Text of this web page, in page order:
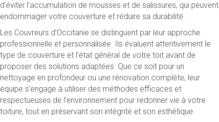
d’éviter l’accumulation de mousses et de salissures, qui peuvent
endommager votre couverture et réduire sa durabilité.
Les Couvreurs d’Occitanie se distinguent par leur approche
professionnelle et personnalisée. Ils évaluent attentivement le
type de couverture et l’état général de votre toit avant de
proposer des solutions adaptées. Que ce soit pour un
nettoyage en profondeur ou une rénovation complète, leur
équipe s’engage à utiliser des méthodes efficaces et
respectueuses de l’environnement pour redonner vie à votre
toiture, tout en préservant son intégrité et son esthétique.